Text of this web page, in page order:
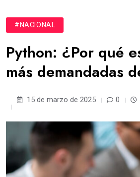
#NACIONAL
Python: ¿Por qué
más demandadas
15 de marzo de 2025 0